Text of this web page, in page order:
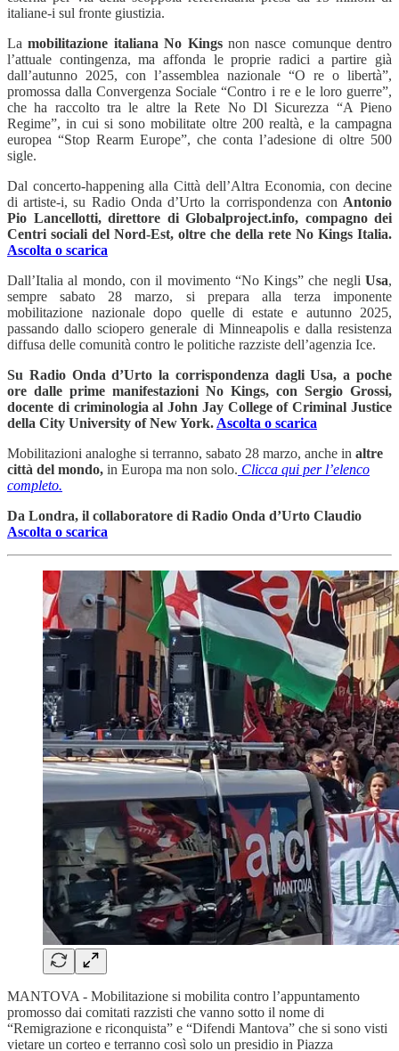
italiane-i sul fronte giustizia.
Lamobilitazione italiana No Kingsnon nasce comunque dentro
l’attuale contingenza, ma affonda le proprie radici a partire già
dall’autunno 2025, con l’assemblea nazionale “O re o libertà”,
promossa dalla Convergenza Sociale “Contro i re e le loro guerre”,
che ha raccolto tra le altre la Rete No Dl Sicurezza “A Pieno
Regime”, in cui si sono mobilitate oltre 200 realtà, e la campagna
europea “Stop Rearm Europe”, che conta l’adesione di oltre 500
sigle.
Dal concerto-happening alla Città dell’Altra Economia, con decine
di artiste-i, su Radio Onda d’Urto la corrispondenza con Antonio
Pio Lancellotti, direttore di Globalproject.info, compagno dei
Centri sociali del Nord-Est, oltre che della rete No Kings Italia.
Ascolta o scarica
Dall’Italia al mondo, con il movimento “No Kings” che negli Usa,
sempre sabato 28 marzo, si prepara alla terza imponente
mobilitazione nazionale dopo quelle di estate e autunno 2025,
passando dallo sciopero generale di Minneapolis e dalla resistenza
diffusa delle comunità contro le politiche razziste dell’agenzia Ice.
Su Radio Onda d’Urto la corrispondenza dagli Usa, a poche
ore dalle prime manifestazioni No Kings, con Sergio Grossi,
docente di criminologia al John Jay College of Criminal Justice
della City University of New York. Ascolta o scarica
Mobilitazioni analoghe si terranno, sabato 28 marzo, anche in altre
città del mondo, in Europa ma non solo. Clicca qui per l’elenco
completo.
Da Londra, il collaboratore di Radio Onda d’Urto Claudio
Ascolta o scarica
MANTOVA - Mobilitazione si mobilita contro l’appuntamento
promosso dai comitati razzisti che vanno sotto il nome di
“Remigrazione e riconquista” e “Difendi Mantova” che si sono visti
vietare un corteo e terranno così solo un presidio in Piazza